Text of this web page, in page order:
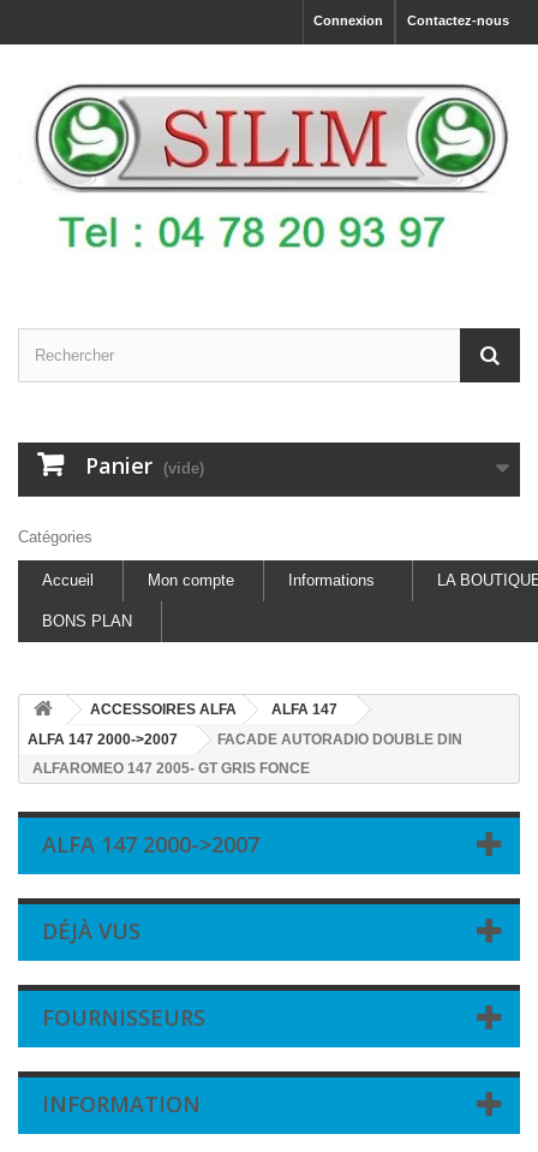
Contactez-nous
Connexion
Panier (vide)
Catégories
Accueil Mon compte Informations LA
BONS PLAN
ACCESSOIRES ALFA
ALFA 147
ALFA 147 2000->2007
FACADE AUTORADIO DOUBLE DIN
ALFAROMEO 147 2005- GT GRIS FONCE
ALFA 147 2000->2007
DÉJÀ VUS
FOURNISSEURS
INFORMATION